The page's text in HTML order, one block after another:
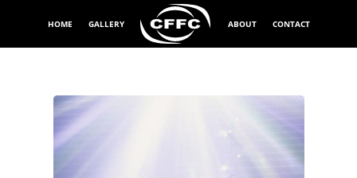
HOME GALLERY ABOUT CONTACT